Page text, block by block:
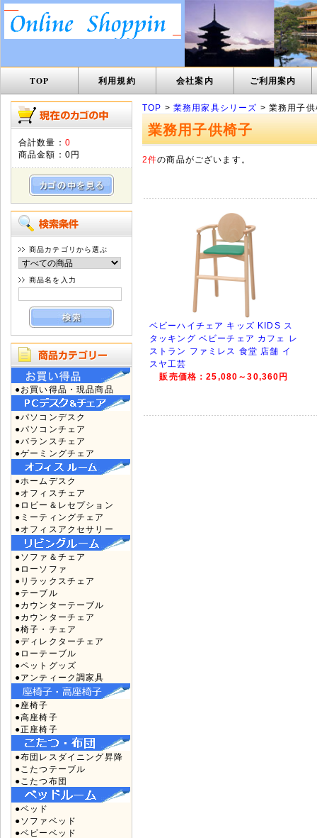
TOP 利用規約 会社案内 ご利用案内
合計数量： 0
商品金額： 0円
商品カテゴリから選ぶ
商品名を入力
●お買い得品・現品商品
●パソコンデスク
●パソコンチェア
●バランスチェア
●ゲーミングチェア
●ホームデスク
●オフィスチェア
●ロビー＆レセプション
●ミーティングチェア
●オフィスアクセサリー
●ソファ＆チェア
●ローソファ
●リラックスチェア
●テーブル
●カウンターテーブル
●カウンターチェア
●椅子・チェア
●ディレクターチェア
●ローテーブル
●ペットグッズ
●アンティーク調家具
●座椅子
●高座椅子
●正座椅子
●布団レスダイニング昇降
●こたつテーブル
●こたつ布団
●ベッド
●ソファベッド
●ベビーベッド
TOP > 業務用家具シリーズ > 業務用子供
業務用子供椅子
2件の商品がございます。
ベビーハイチェア キッズ KIDS ス
タッキング ベビーチェア カフェ レ
ストラン ファミレス 食堂 店舗 イ
スヤ工芸
販売価格：25,080～30,360円